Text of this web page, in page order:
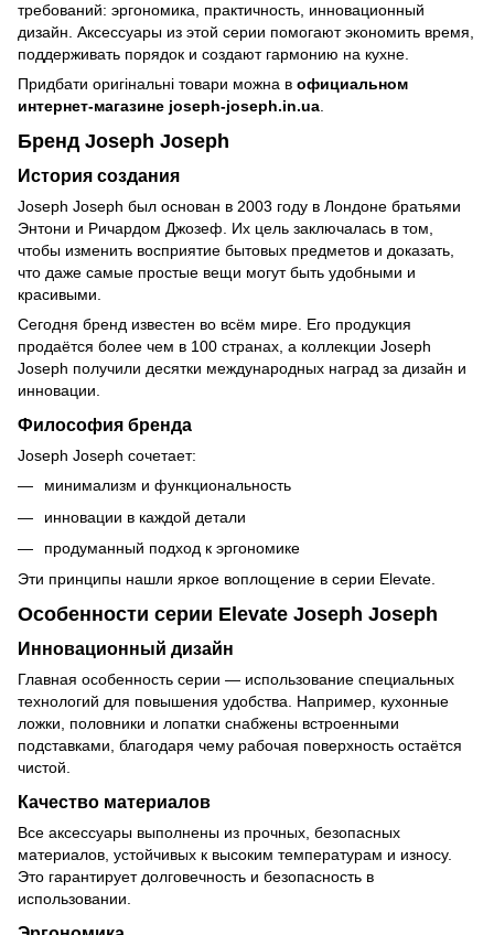
требований: эргономика, практичность, инновационный
дизайн. Аксессуары из этой серии помогают экономить время,
поддерживать порядок и создают гармонию на кухне.
Придбати оригінальні товари можна в официальном
интернет-магазине joseph-joseph.in.ua.
Бренд Joseph Joseph
История создания
Joseph Joseph был основан в 2003 году в Лондоне братьями
Энтони и Ричардом Джозеф. Их цель заключалась в том,
чтобы изменить восприятие бытовых предметов и доказать,
что даже самые простые вещи могут быть удобными и
красивыми.
Сегодня бренд известен во всём мире. Его продукция
продаётся более чем в 100 странах, а коллекции Joseph
Joseph получили десятки международных наград за дизайн и
инновации.
Философия бренда
Joseph Joseph сочетает:
минимализм и функциональность
инновации в каждой детали
продуманный подход к эргономике
Эти принципы нашли яркое воплощение в серии Elevate.
Особенности серии Elevate Joseph Joseph
Инновационный дизайн
Главная особенность серии — использование специальных
технологий для повышения удобства. Например, кухонные
ложки, половники и лопатки снабжены встроенными
подставками, благодаря чему рабочая поверхность остаётся
чистой.
Качество материалов
Все аксессуары выполнены из прочных, безопасных
материалов, устойчивых к высоким температурам и износу.
Это гарантирует долговечность и безопасность в
использовании.